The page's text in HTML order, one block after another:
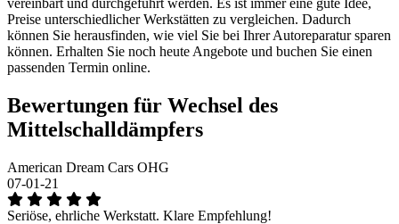
vereinbart und durchgeführt werden. Es ist immer eine gute Idee,
Preise unterschiedlicher Werkstätten zu vergleichen. Dadurch
können Sie herausfinden, wie viel Sie bei Ihrer Autoreparatur sparen
können. Erhalten Sie noch heute Angebote und buchen Sie einen
passenden Termin online.
Bewertungen für Wechsel des
Mittelschalldämpfers
American Dream Cars OHG
07-01-21
Seriöse, ehrliche Werkstatt. Klare Empfehlung!